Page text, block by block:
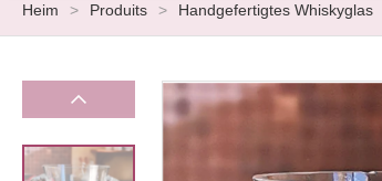
Heim > Produits > Handgefertigtes Whiskyglas